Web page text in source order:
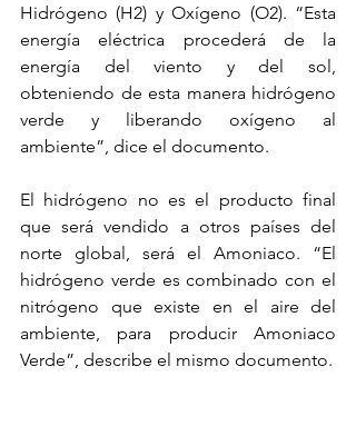
Hidrógeno (H2) y Oxígeno (O2). “Esta
energía eléctrica procederá de la
energía del viento y del sol,
obteniendo de esta manera hidrógeno
verde y liberando oxígeno al
ambiente”, dice el documento.
El hidrógeno no es el producto final
que será vendido a otros países del
norte global, será el Amoniaco. “El
hidrógeno verde es combinado con el
nitrógeno que existe en el aire del
ambiente, para producir Amoniaco
Verde”, describe el mismo documento.